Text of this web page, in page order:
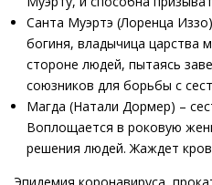
Санта Муэртэ (Лоренца
богиня, владычица царства
стороне людей, пытаясь
союзников для борьбы с
Магда (Натали Дормер) –
Воплощается в роковую
решения людей. Жаждет